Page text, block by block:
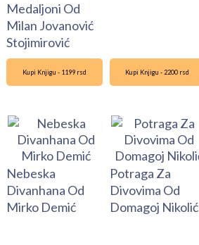
Medaljoni Od
Milan Jovanović
Stojimirović
Kupi Knjigu - 1199 rsd
Nebeska
Divanhana Od
Mirko Demić
Kupi Knjigu - 2200 rsd
Potraga Za
Divovima Od
Domagoj Nikolić